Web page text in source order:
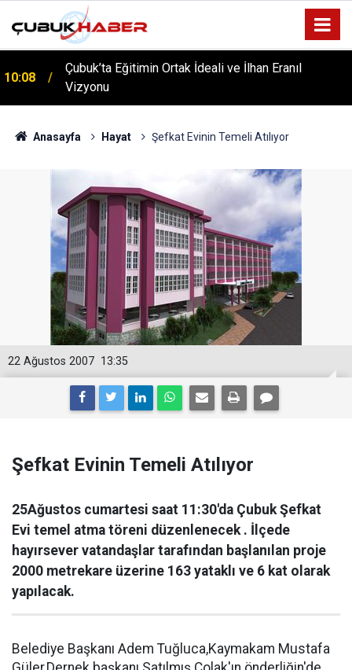
Çubuk’ta Eğitimin Ortak İdeali ve İlhan Eranıl
Vizyonu
12:06
ÇUBUK’TA ‘YAZA MERHABA’ COŞKUSU: Kursiyerler
Gönüllerince Eğlendi!
Anasayfa Hayat Şefkat Evinin Temeli Atılıyor
13:35
22 Ağustos 2007
Şefkat Evinin Temeli Atılıyor
25Ağustos cumartesi saat 11:30'da Çubuk Şefkat
Evi temel atma töreni düzenlenecek . İlçede
hayırsever vatandaşlar tarafından başlanılan proje
2000 metrekare üzerine 163 yataklı ve 6 kat olarak
yapılacak.
Belediye Başkanı Adem Tuğluca,Kaymakam Mustafa